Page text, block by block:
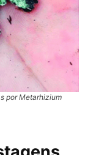
por Metarhizium